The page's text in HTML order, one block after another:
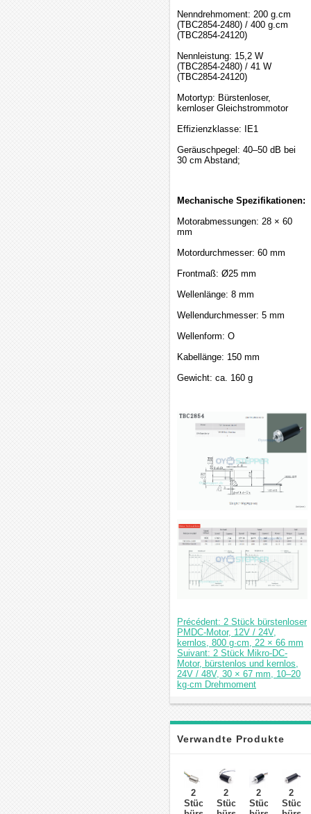
Nenndrehmoment: 200 g.cm
(TBC2854-2480) / 400 g.cm
(TBC2854-24120)
Nennleistung: 15,2 W
(TBC2854-2480) / 41 W
(TBC2854-24120)
Motortyp: Bürstenloser,
kernloser Gleichstrommotor
Effizienzklasse: IE1
Geräuschpegel: 40–50 dB bei
30 cm Abstand;
Mechanische Spezifikationen:
Motorabmessungen: 28 × 60
mm
Motordurchmesser: 60 mm
Frontmaß: Ø25 mm
Wellenlänge: 8 mm
Wellendurchmesser: 5 mm
Wellenform: O
Kabellänge: 150 mm
Gewicht: ca. 160 g
Précédent: 2 Stück bürstenloser
PMDC-Motor, 12V / 24V,
kernlos, 800 g·cm, 22 × 66 mm
Suivant: 2 Stück Mikro-DC-
Motor, bürstenlos und kernlos,
24V / 48V, 30 × 67 mm, 10–20
kg·cm Drehmoment
Verwandte Produkte
2
Stück
2
Stück
2
Stück
2
Stück